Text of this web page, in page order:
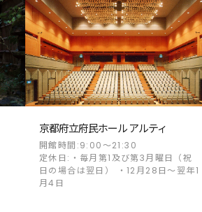
京都府立府民ホール アルティ
開館時間:9:00～21:30
定休日:・毎月第1及び第3月曜日（祝
日の場合は翌日） ・12月28日～翌年1
月4日